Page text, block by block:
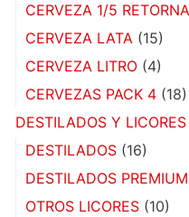
CERVEZA 1/5
CERVEZA LATA (15)
CERVEZA LITRO (4)
CERVEZAS PACK 4 (18)
DESTILADOS Y LICORES
DESTILADOS (16)
DESTILADOS PREMIUM
OTROS LICORES (10)